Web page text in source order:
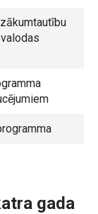
gada